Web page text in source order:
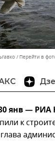
Перейти в
янв — РИА
к